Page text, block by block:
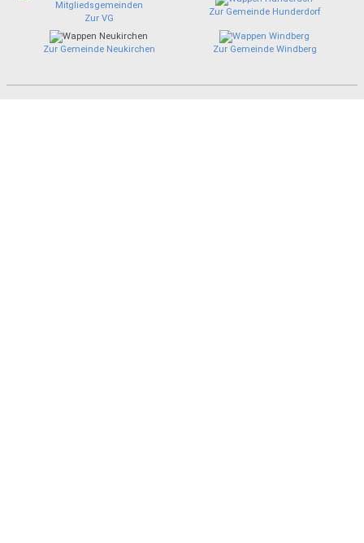
Zur VG
Zur Gemeinde Hunderdorf
Zur Gemeinde Neukirchen Zur Gemeinde Windberg